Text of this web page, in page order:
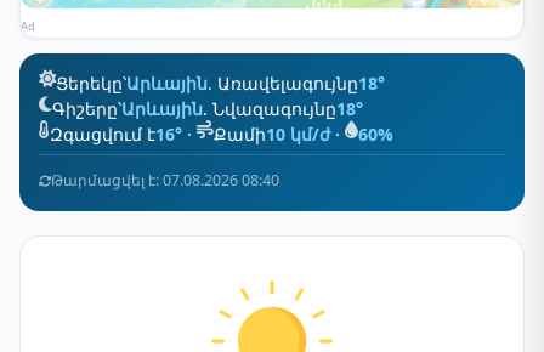
Ad
Ցերեկը՝Արևային. Առավելագույնը18°
Գիշերը՝Արևային. Նվազագույնը18°
Զգացվում է16° · Քամի10 կմ/ժ· 60%
Թարմացվել է: 07.08.2026 08:40